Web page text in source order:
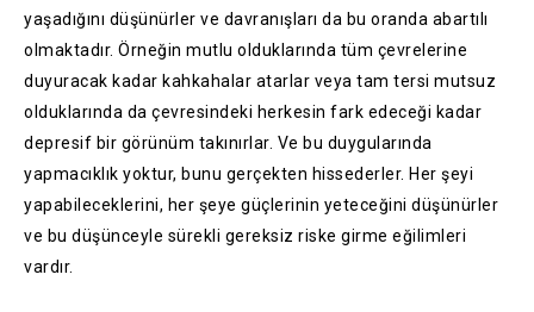
yaşadığını düşünürler ve davranışları da bu oranda abartılı
olmaktadır. Örneğin mutlu olduklarında tüm çevrelerine
duyuracak kadar kahkahalar atarlar veya tam tersi mutsuz
olduklarında da çevresindeki herkesin fark edeceği kadar
depresif bir görünüm takınırlar. Ve bu duygularında
yapmacıklık yoktur, bunu gerçekten hissederler. Her şeyi
yapabileceklerini, her şeye güçlerinin yeteceğini düşünürler
ve bu düşünceyle sürekli gereksiz riske girme eğilimleri
vardır.